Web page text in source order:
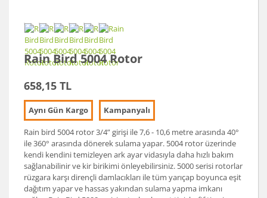
Rain Bird 5004 Rotor
658,15 TL
Aynı Gün Kargo Kampanyalı
Rain bird 5004 rotor 3/4” girişi ile 7,6 - 10,6 metre arasında 40°
ile 360° arasında dönerek sulama yapar. 5004 rotor üzerinde
kendi kendini temizleyen ark ayar vidasıyla daha hızlı bakım
sağlanabilinir ve kir birikimi önleyebilirsiniz. 5000 serisi rotorlar
rüzgara karşı dirençli damlacıkları ile tüm yarıçap boyunca eşit
dağıtım yapar ve hassas yakından sulama yapma imkanı